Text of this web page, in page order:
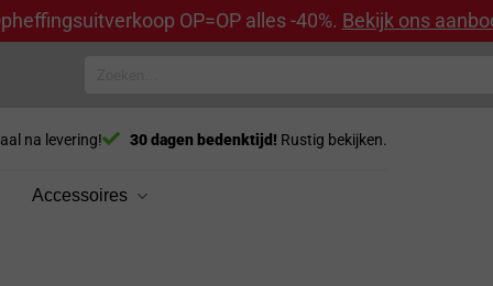
OP=OP alles -40%. Bekijk ons
na levering! 30 dagen bedenktijd! Rustig bekijken.
Accessoires